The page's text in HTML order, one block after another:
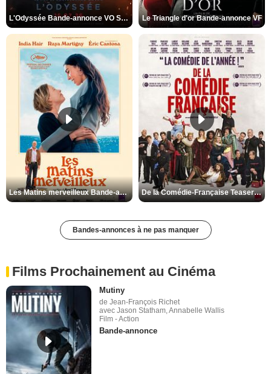
L'Odyssée Bande-annonce VO STFR Le Triangle d'or Bande-annonce VF
Les Matins merveilleux Bande-annonce VF De la Comédie-Française Teaser VF
Bandes-annonces à ne pas manquer
Films Prochainement au Cinéma
Mutiny
de Jean-François Richet
avec Jason Statham, Annabelle Wallis
Film - Action
Bande-annonce